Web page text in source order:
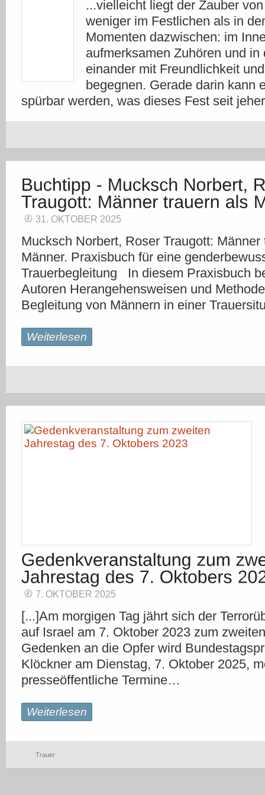
...vielleicht liegt der Zauber
weniger im Festlichen als in
Momenten dazwischen: im
aufmerksamen Zuhören und in
einander mit Freundlichkeit
begegnen. Gerade darin kann
spürbar werden, was dieses Fest seit
31. OKTOBER 2025
Mucksch Norbert, Roser Traugott: Männer
Männer. Praxisbuch für eine
Trauerbegleitung In diesem Praxisbuch
Autoren Herangehensweisen und
Begleitung von Männern in einer
Weiterlesen
7. OKTOBER 2025
[...]Am morgigen Tag jährt sich der
auf Israel am 7. Oktober 2023 zum
Gedenken an die Opfer wird
Klöckner am Dienstag, 7. Oktober 2025,
presseöffentliche Termine…
Weiterlesen
Trauer